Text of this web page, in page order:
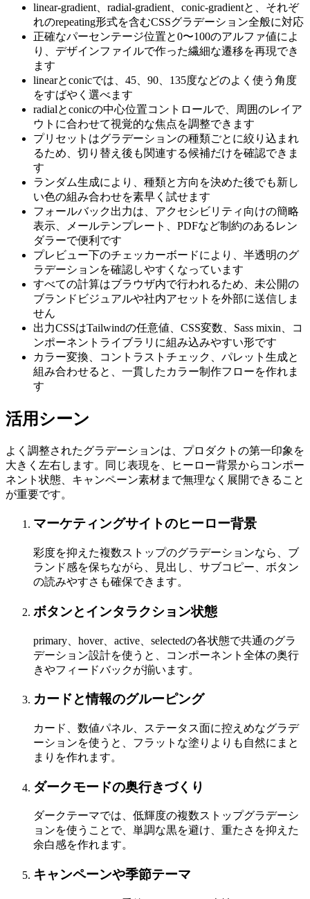
linear-gradient、radial-gradient、conic-gradientと、それぞ
れのrepeating形式を含むCSSグラデーション全般に対応
正確なパーセンテージ位置と0〜100のアルファ値によ
り、デザインファイルで作った繊細な遷移を再現でき
ます
linearとconicでは、45、90、135度などのよく使う角度
をすばやく選べます
radialとconicの中心位置コントロールで、周囲のレイア
ウトに合わせて視覚的な焦点を調整できます
プリセットはグラデーションの種類ごとに絞り込まれ
るため、切り替え後も関連する候補だけを確認できま
す
ランダム生成により、種類と方向を決めた後でも新し
い色の組み合わせを素早く試せます
フォールバック出力は、アクセシビリティ向けの簡略
表示、メールテンプレート、PDFなど制約のあるレン
ダラーで便利です
プレビュー下のチェッカーボードにより、半透明のグ
ラデーションを確認しやすくなっています
すべての計算はブラウザ内で行われるため、未公開の
ブランドビジュアルや社内アセットを外部に送信しま
せん
出力CSSはTailwindの任意値、CSS変数、Sass mixin、コ
ンポーネントライブラリに組み込みやすい形です
カラー変換、コントラストチェック、パレット生成と
組み合わせると、一貫したカラー制作フローを作れま
す
活用シーン
よく調整されたグラデーションは、プロダクトの第一印象を
大きく左右します。同じ表現を、ヒーロー背景からコンポー
ネント状態、キャンペーン素材まで無理なく展開できること
が重要です。
マーケティングサイトのヒーロー背景
彩度を抑えた複数ストップのグラデーションなら、ブ
ランド感を保ちながら、見出し、サブコピー、ボタン
の読みやすさも確保できます。
ボタンとインタラクション状態
primary、hover、active、selectedの各状態で共通のグラ
デーション設計を使うと、コンポーネント全体の奥行
きやフィードバックが揃います。
カードと情報のグルーピング
カード、数値パネル、ステータス面に控えめなグラデ
ーションを使うと、フラットな塗りよりも自然にまと
まりを作れます。
ダークモードの奥行きづくり
ダークテーマでは、低輝度の複数ストップグラデーシ
ョンを使うことで、単調な黒を避け、重たさを抑えた
余白感を作れます。
キャンペーンや季節テーマ